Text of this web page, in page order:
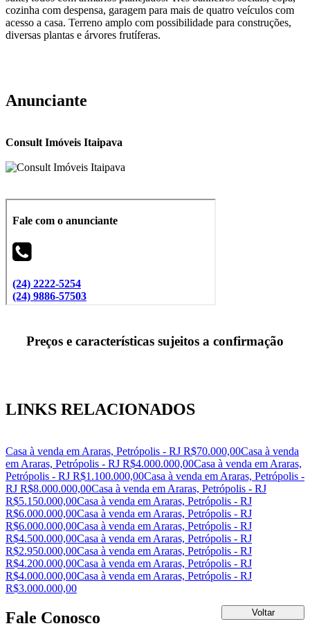
cozinha com despensa, garagem para mais de quatro veículos com
acesso a casa. Terreno amplo com possibilidade para construções,
diversas plantas e árvores frutíferas.
Anunciante
Consult Imóveis Itaipava
Preços e características sujeitos a confirmação
LINKS RELACIONADOS
Casa à venda em Araras, Petrópolis - RJ R$70.000,00Casa à venda
em Araras, Petrópolis - RJ R$4.000.000,00Casa à venda em Araras,
Petrópolis - RJ R$1.100.000,00Casa à venda em Araras, Petrópolis -
RJ R$8.000.000,00Casa à venda em Araras, Petrópolis - RJ
R$5.150.000,00Casa à venda em Araras, Petrópolis - RJ
R$6.000.000,00Casa à venda em Araras, Petrópolis - RJ
R$6.000.000,00Casa à venda em Araras, Petrópolis - RJ
R$4.500.000,00Casa à venda em Araras, Petrópolis - RJ
R$2.950.000,00Casa à venda em Araras, Petrópolis - RJ
R$4.200.000,00Casa à venda em Araras, Petrópolis - RJ
R$4.000.000,00Casa à venda em Araras, Petrópolis - RJ
R$3.000.000,00
Fale Conosco